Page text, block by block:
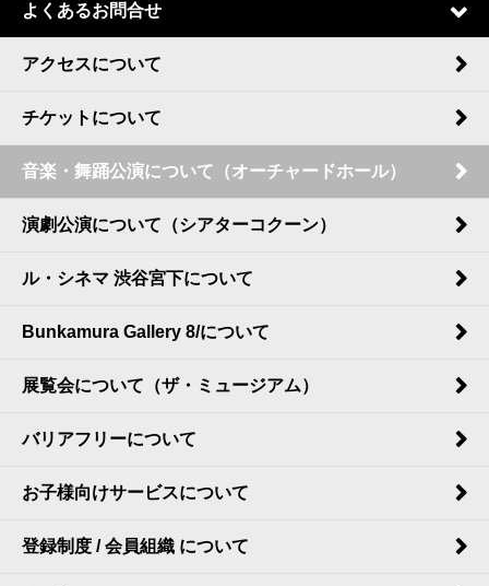
よくあるお問合せ
アクセスについて
チケットについて
音楽・舞踊公演について（オーチャードホール）
演劇公演について（シアターコクーン）
ル・シネマ 渋谷宮下について
Bunkamura Gallery 8/について
展覧会について（ザ・ミュージアム）
バリアフリーについて
お子様向けサービスについて
登録制度 / 会員組織 について